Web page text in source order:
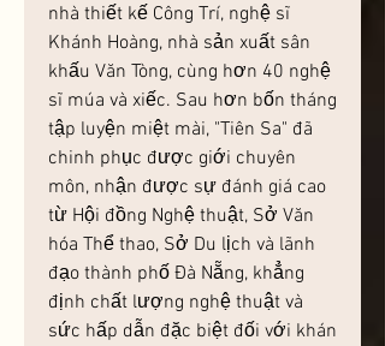
nhà thiết kế Công Trí, nghệ sĩ
Khánh Hoàng, nhà sản xuất sân
khấu Văn Tòng, cùng hơn 40 nghệ
sĩ múa và xiếc. Sau hơn bốn tháng
tập luyện miệt mài, "Tiên Sa" đã
chinh phục được giới chuyên
môn, nhận được sự đánh giá cao
từ Hội đồng Nghệ thuật, Sở Văn
hóa Thể thao, Sở Du lịch và lãnh
đạo thành phố Đà Nẵng, khẳng
định chất lượng nghệ thuật và
sức hấp dẫn đặc biệt đối với khán